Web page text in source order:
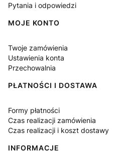
Pytania i odpowiedzi
MOJE KONTO
Twoje zamówienia
Ustawienia konta
Przechowalnia
PŁATNOŚCI I DOSTAWA
Formy płatności
Czas realizacji zamówienia
Czas realizacji i koszt dostawy
INFORMACJE